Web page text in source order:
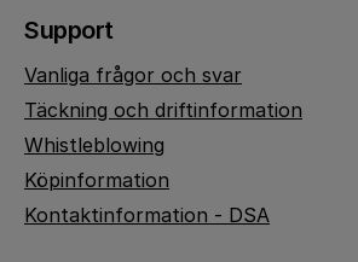
Support
Vanliga frågor och svar
Täckning och driftinformation
Whistleblowing
Köpinformation
Kontaktinformation - DSA